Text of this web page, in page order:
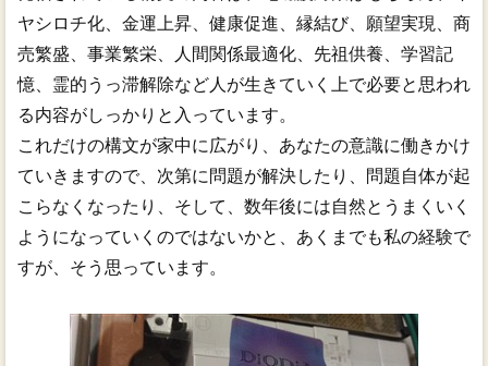
ヤシロチ化、金運上昇、健康促進、縁結び、願望実現、商
売繁盛、事業繁栄、人間関係最適化、先祖供養、学習記
憶、霊的うっ滞解除など人が生きていく上で必要と思われ
る内容がしっかりと入っています。
これだけの構文が家中に広がり、あなたの意識に働きかけ
ていきますので、次第に問題が解決したり、問題自体が起
こらなくなったり、そして、数年後には自然とうまくいく
ようになっていくのではないかと、あくまでも私の経験で
すが、そう思っています。